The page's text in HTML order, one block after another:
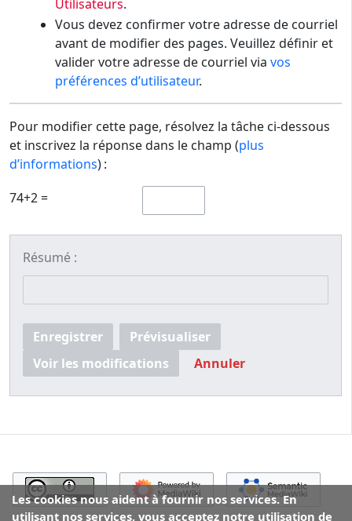
Utilisateurs.
Vous devez confirmer votre adresse de courriel
avant de modifier des pages. Veuillez définir et
valider votre adresse de courriel via vos
préférences d’utilisateur.
Pour modifier cette page, résolvez la tâche ci-dessous
et inscrivez la réponse dans le champ (plus
d’informations) :
74+2 =
Résumé :
Enregistrer
Prévisualiser
Voir les modifications
Annuler
Les cookies nous aident à fournir nos services. En
utilisant nos services, vous acceptez notre utilisation de